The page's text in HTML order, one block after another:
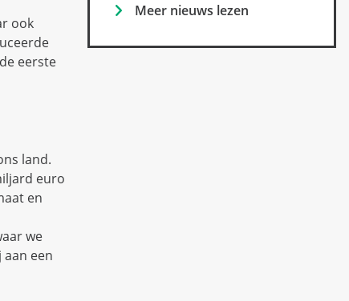
ook
eerste
land.
euro
en
we
een
Meer nieuws lezen